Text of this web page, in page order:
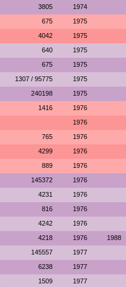
3805 1974
675 1975
4042 1975
640 1975
675 1975
1307 / 95775 1975
240198 1975
1416 1976
1976
765 1976
4299 1976
889 1976
145372 1976
4231 1976
816 1976
4242 1976
4218 1976 1988
145557 1977
6238 1977
1509 1977